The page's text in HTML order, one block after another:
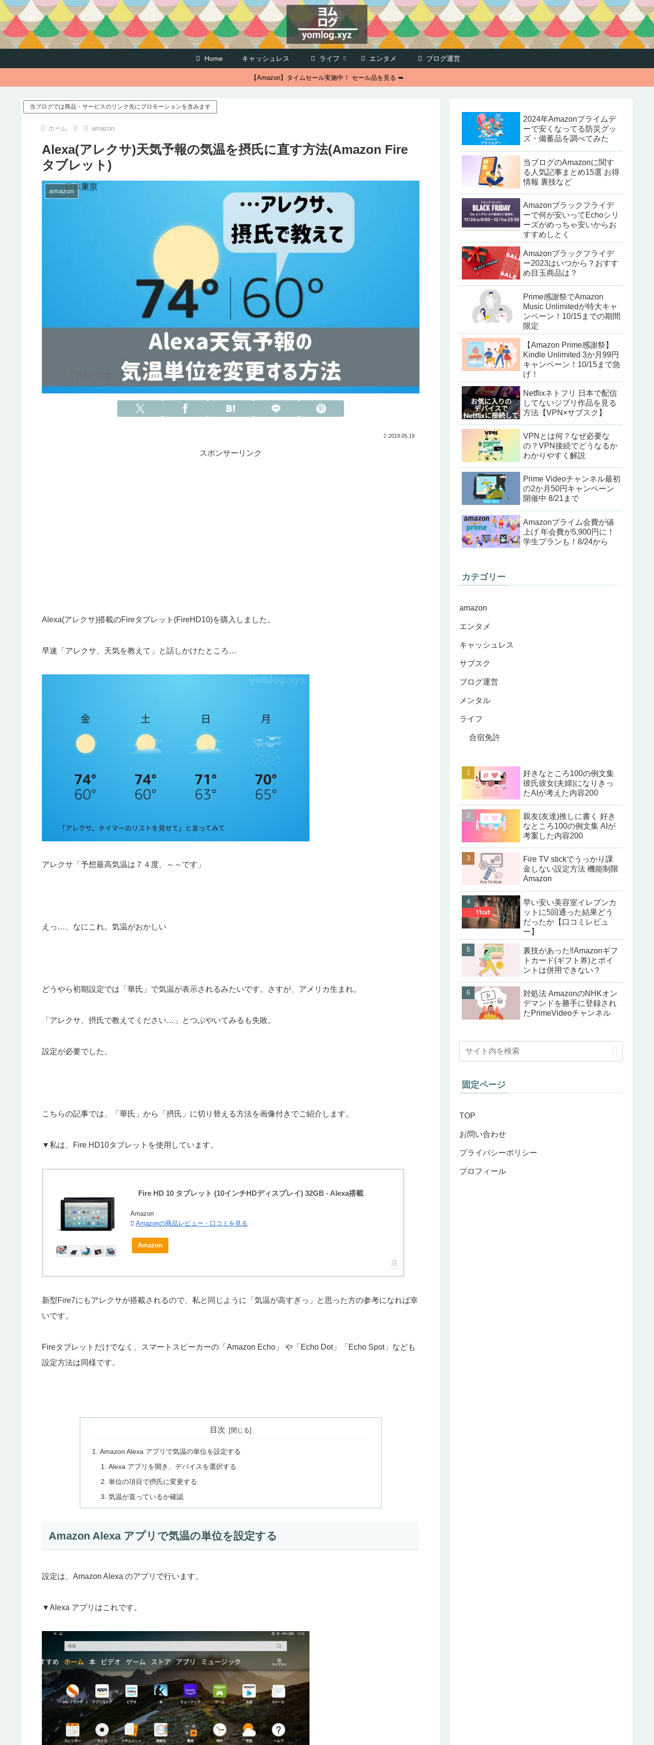
Home キャッシュレス ライフ エンタメ ブログ運営
【Amazon】タイムセール実施中！ セール品を見る ➡
当ブログでは商品・サービスのリンク先にプロモーションを含みます
ホーム amazon
Alexa(アレクサ)天気予報の気温を摂氏に直す方法(Amazon Fire
タブレット)
amazon
2019.05.19
スポンサーリンク
Alexa(アレクサ)搭載のFireタブレット(FireHD10)を購入しました。
早速「アレクサ、天気を教えて」と話しかけたところ…
アレクサ「予想最高気温は７４度、～～です」
えっ…、なにこれ。気温がおかしい
どうやら初期設定では「華氏」で気温が表示されるみたいです。さすが、アメリカ生まれ。
「アレクサ、摂氏で教えてください…」とつぶやいてみるも失敗。
設定が必要でした。
こちらの記事では、「華氏」から「摂氏」に切り替える方法を画像付きでご紹介します。
▼私は、Fire HD10タブレットを使用しています。
Fire HD 10 タブレット (10インチHDディスプレイ) 32GB - Alexa搭載
Amazon
Amazonの商品レビュー・口コミを見る
Amazon
新型Fire7にもアレクサが搭載されるので、私と同じように「気温が高すぎっ」と思った方の参考になれば幸
いです。
Fireタブレットだけでなく、スマートスピーカーの「Amazon Echo」 や「Echo Dot」「Echo Spot」なども
設定方法は同様です。
目次
Amazon Alexa アプリで気温の単位を設定する
Alexa アプリを開き、デバイスを選択する
単位の項目で摂氏に変更する
気温が直っているか確認
Amazon Alexa アプリで気温の単位を設定する
設定は、Amazon Alexa のアプリで行います。
▼Alexa アプリはこれです。
2024年Amazonプライムデ
ーで安くなってる防災グッ
ズ・備蓄品を調べてみた
当ブログのAmazonに関す
る人気記事まとめ15選 お得
情報 裏技など
Amazonブラックフライデ
ーで何が安いってEchoシリ
ーズがめっちゃ安いからお
すすめしとく
Amazonブラックフライデ
ー2023はいつから？おすす
め目玉商品は？
Prime感謝祭でAmazon
Music Unlimitedが特大キャ
ンペーン！10/15までの期間
限定
【Amazon Prime感謝祭】
Kindle Unlimited 3か月99円
キャンペーン！10/15まで急
げ！
Netflixネトフリ 日本で配信
してないジブリ作品を見る
方法【VPN×サブスク】
VPNとは何？なぜ必要な
の？VPN接続でどうなるか
わかりやすく解説
Prime Videoチャンネル最初
の2か月50円キャンペーン
開催中 8/21まで
Amazonプライム会費が値
上げ 年会費が5,900円に！
学生プランも！8/24から
カテゴリー
amazon
エンタメ
キャッシュレス
サブスク
ブログ運営
メンタル
ライフ
合宿免許
好きなところ100の例文集
彼氏彼女(夫婦)になりきっ
たAIが考えた内容200
親友(友達)推しに書く 好き
なところ100の例文集 AIが
考案した内容200
Fire TV stickでうっかり課
金しない設定方法 機能制限
Amazon
早い安い美容室イレブンカ
ットに5回通った結果どう
だったか【口コミレビュ
ー】
裏技があった‼Amazonギフ
トカード(ギフト券)とポイ
ントは併用できない？
対処法 AmazonのNHKオン
デマンドを勝手に登録され
たPrimeVideoチャンネル
固定ページ
TOP
お問い合わせ
プライバシーポリシー
プロフィール